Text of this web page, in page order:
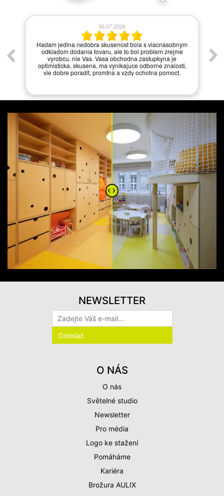
06.07.2026
Hadam jedina nedobra skusenost bola s viacnasobnym
odkladom dodania tovaru, ale to bol problem zrejme
vyrobcu, nie Vas. Vasa obchodna zastupkyna je
optimisticka, skusena, ma vynikajuce odborne znalosti,
vie dobre poradit, promtna a vzdy ochotna pomoct.
O NÁS
O nás
Světelné studio
Newsletter
Pro média
Logo ke stažení
Pomáháme
Kariéra
Brožura AULIX
NEWSLETTER